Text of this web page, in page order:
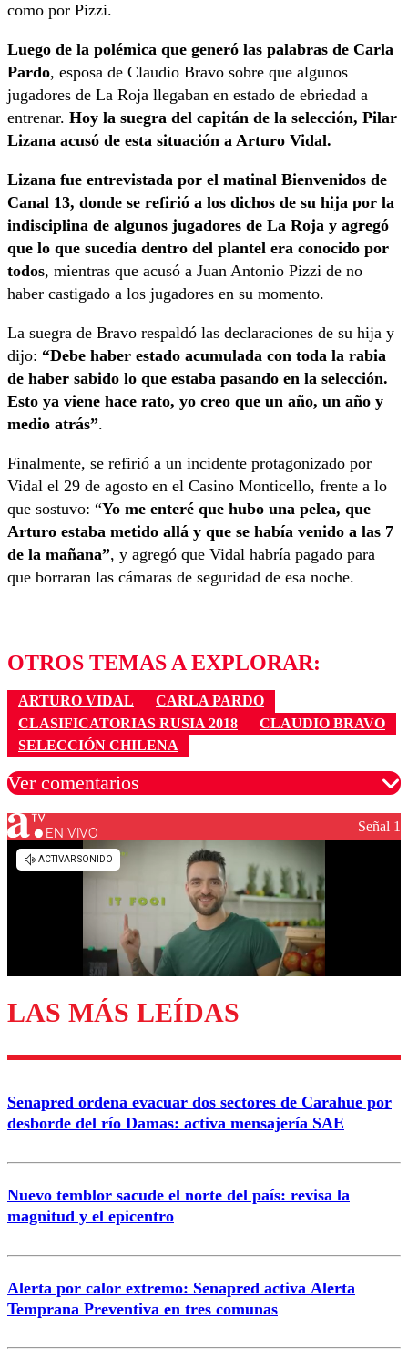
como por Pizzi.
Luego de la polémica que generó las palabras de Carla
Pardo, esposa de Claudio Bravo sobre que algunos
jugadores de La Roja llegaban en estado de ebriedad a
entrenar. Hoy la suegra del capitán de la selección, Pilar
Lizana acusó de esta situación a Arturo Vidal.
Lizana fue entrevistada por el matinal Bienvenidos de
Canal 13, donde se refirió a los dichos de su hija por la
indisciplina de algunos jugadores de La Roja y agregó
que lo que sucedía dentro del plantel era conocido por
todos, mientras que acusó a Juan Antonio Pizzi de no
haber castigado a los jugadores en su momento.
La suegra de Bravo respaldó las declaraciones de su hija y
dijo: “Debe haber estado acumulada con toda la rabia
de haber sabido lo que estaba pasando en la selección.
Esto ya viene hace rato, yo creo que un año, un año y
medio atrás”.
Finalmente, se refirió a un incidente protagonizado por
Vidal el 29 de agosto en el Casino Monticello, frente a lo
que sostuvo: “Yo me enteré que hubo una pelea, que
Arturo estaba metido allá y que se había venido a las 7
de la mañana”, y agregó que Vidal habría pagado para
que borraran las cámaras de seguridad de esa noche.
OTROS TEMAS A EXPLORAR:
ARTURO VIDAL
CARLA PARDO
CLASIFICATORIAS RUSIA 2018
CLAUDIO BRAVO
SELECCIÓN CHILENA
Ver comentarios
Los comentarios son moderados para garantizar un
diálogo respetuoso.
Enviar comentario
EN VIVO Señal 1
LAS MÁS LEÍDAS
Senapred ordena evacuar dos sectores de Carahue por
desborde del río Damas: activa mensajería SAE
Nuevo temblor sacude el norte del país: revisa la
magnitud y el epicentro
Alerta por calor extremo: Senapred activa Alerta
Temprana Preventiva en tres comunas